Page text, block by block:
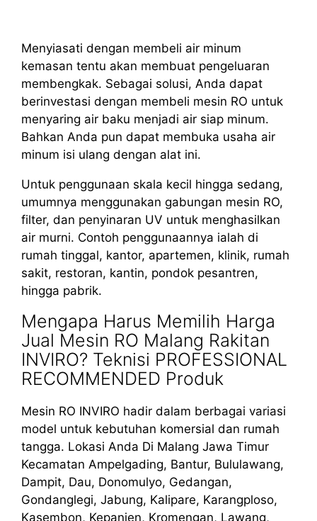
Menyiasati dengan membeli air minum
kemasan tentu akan membuat pengeluaran
membengkak. Sebagai solusi, Anda dapat
berinvestasi dengan membeli mesin RO untuk
menyaring air baku menjadi air siap minum.
Bahkan Anda pun dapat membuka usaha air
minum isi ulang dengan alat ini.
Untuk penggunaan skala kecil hingga sedang,
umumnya menggunakan gabungan mesin RO,
filter, dan penyinaran UV untuk menghasilkan
air murni. Contoh penggunaannya ialah di
rumah tinggal, kantor, apartemen, klinik, rumah
sakit, restoran, kantin, pondok pesantren,
hingga pabrik.
Mengapa Harus Memilih Harga
Jual Mesin RO Malang Rakitan
INVIRO? Teknisi PROFESSIONAL
RECOMMENDED Produk
Mesin RO INVIRO hadir dalam berbagai variasi
model untuk kebutuhan komersial dan rumah
tangga. Lokasi Anda Di Malang Jawa Timur
Kecamatan Ampelgading, Bantur, Bululawang,
Dampit, Dau, Donomulyo, Gedangan,
Gondanglegi, Jabung, Kalipare, Karangploso,
Kasembon, Kepanjen, Kromengan, Lawang,